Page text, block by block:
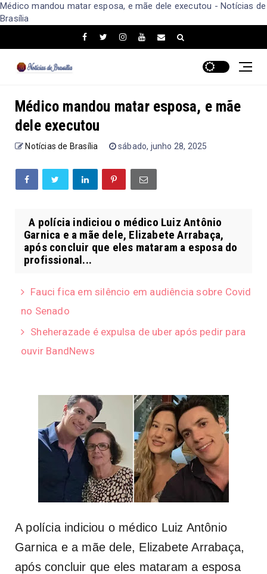
Médico mandou matar esposa, e mãe dele executou - Notícias de
Brasília
Médico mandou matar esposa, e mãe
dele executou
Notícias de Brasília sábado, junho 28, 2025
A polícia indiciou o médico Luiz Antônio
Garnica e a mãe dele, Elizabete Arrabaça,
após concluir que eles mataram a esposa do
profissional...
Fauci fica em silêncio em audiência sobre Covid
no Senado
Sheherazade é expulsa de uber após pedir para
ouvir BandNews
A polícia indiciou o médico Luiz Antônio
Garnica e a mãe dele, Elizabete Arrabaça,
após concluir que eles mataram a esposa